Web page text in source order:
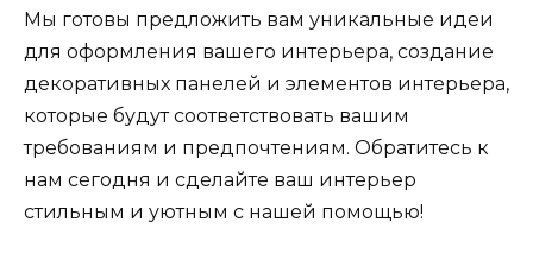
Мы готовы предложить вам уникальные идеи
для оформления вашего интерьера, создание
декоративных панелей и элементов интерьера,
которые будут соответствовать вашим
требованиям и предпочтениям. Обратитесь к
нам сегодня и сделайте ваш интерьер
стильным и уютным с нашей помощью!